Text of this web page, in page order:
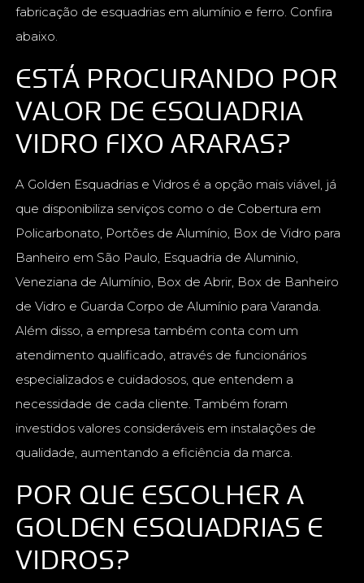
fabricação de esquadrias em alumínio e ferro. Confira
abaixo.
ESTÁ PROCURANDO POR
VALOR DE ESQUADRIA
VIDRO FIXO ARARAS?
A Golden Esquadrias e Vidros é a opção mais viável, já
que disponibiliza serviços como o de Cobertura em
Policarbonato, Portões de Alumínio, Box de Vidro para
Banheiro em São Paulo, Esquadria de Aluminio,
Veneziana de Alumínio, Box de Abrir, Box de Banheiro
de Vidro e Guarda Corpo de Alumínio para Varanda.
Além disso, a empresa também conta com um
atendimento qualificado, através de funcionários
especializados e cuidadosos, que entendem a
necessidade de cada cliente. Também foram
investidos valores consideráveis em instalações de
qualidade, aumentando a eficiência da marca.
POR QUE ESCOLHER A
GOLDEN ESQUADRIAS E
VIDROS?